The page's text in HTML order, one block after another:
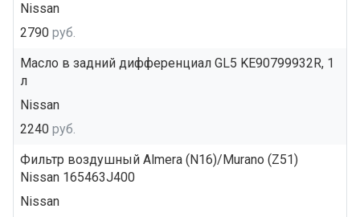
Nissan
2790 руб.
Масло в задний дифференциал GL5 KE90799932R, 1
л
Nissan
2240 руб.
Фильтр воздушный Almera (N16)/Murano (Z51)
Nissan 165463J400
Nissan